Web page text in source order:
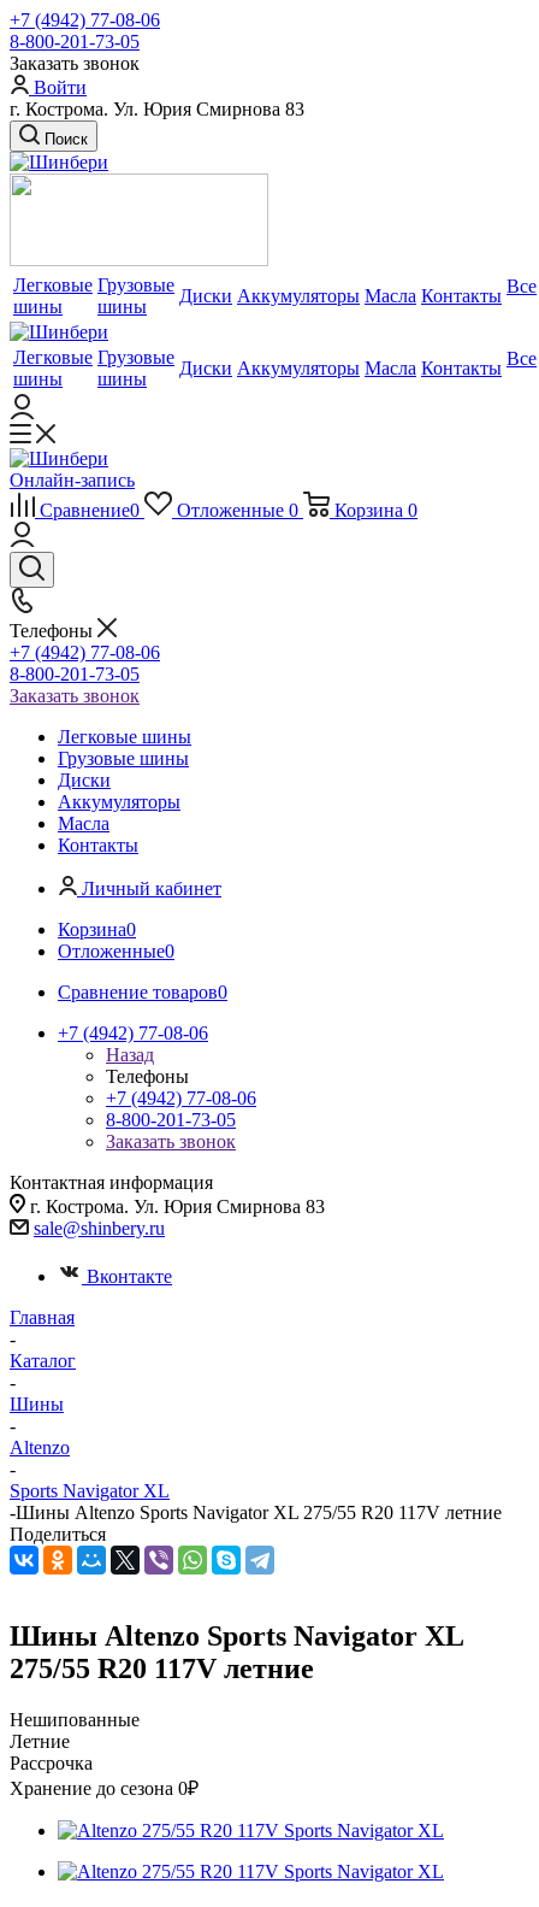
+7 (4942) 77-08-06
8-800-201-73-05
Заказать звонок
Войти
г. Кострома. Ул. Юрия Смирнова 83
Поиск
Легковые
шины
Грузовые
шины
Диски Аккумуляторы Масла Контакты Все
Легковые
шины
Грузовые
шины
Диски Аккумуляторы Масла Контакты Все
Онлайн-запись
Сравнение0 Отложенные 0 Корзина 0
Телефоны
+7 (4942) 77-08-06
8-800-201-73-05
Заказать звонок
Легковые шины
Грузовые шины
Диски
Аккумуляторы
Масла
Контакты
Личный кабинет
Корзина0
Отложенные0
Сравнение товаров0
+7 (4942) 77-08-06
Назад
Телефоны
+7 (4942) 77-08-06
8-800-201-73-05
Заказать звонок
Контактная информация
г. Кострома. Ул. Юрия Смирнова 83
sale@shinbery.ru
Вконтакте
Главная
-
Каталог
-
Шины
-
Altenzo
-
Sports Navigator XL
-Шины Altenzo Sports Navigator XL 275/55 R20 117V летние
Поделиться
Шины Altenzo Sports Navigator XL
275/55 R20 117V летние
Нешипованные
Летние
Рассрочка
Хранение до сезона 0₽